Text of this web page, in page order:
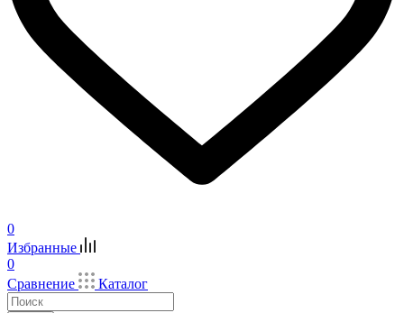
0
Избранные
0
Сравнение
Каталог